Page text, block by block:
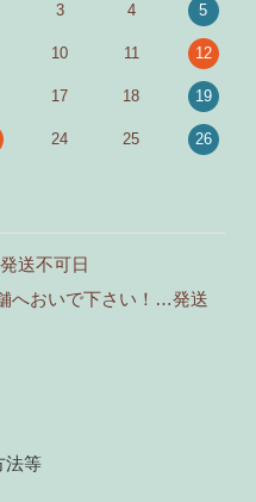
3 4 5
10 11 12
17 18 19
24 25 26
発送不可日
へおいで下さい！…発送
法等